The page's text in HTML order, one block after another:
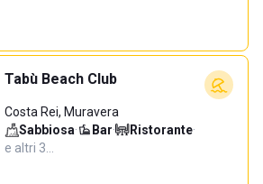
Tabù Beach Club
Costa Rei, Muravera
Sabbiosa· Bar· Ristorante·
e altri 3…